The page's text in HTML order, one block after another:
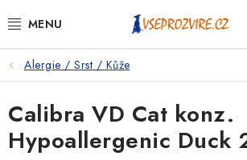
na
PSI
KOČKY
KONĚ
Alergie / Srst / Kůže
Calibra VD Cat konz.
Hypoallergenic Duck